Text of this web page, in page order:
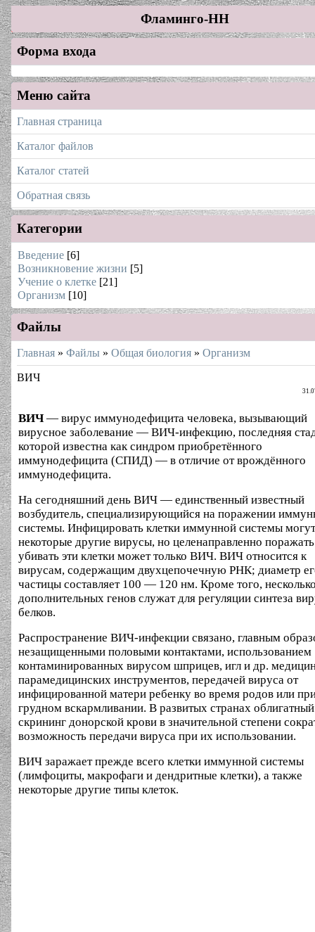
Фламинго-НН
Форма входа
Меню сайта
Главная страница
Каталог файлов
Каталог статей
Обратная связь
Категории
Введение [6]
Возникновение жизни [5]
Учение о клетке [21]
Организм [10]
Файлы
Главная » Файлы » Общая биология » Организм
ВИЧ
ВИЧ— вирус иммунодефицита человека, вызывающий
вирусное заболевание — ВИЧ-инфекцию, последняя
которой известна как синдром приобретённого
иммунодефицита (СПИД) — в отличие от врождённого
иммунодефицита.
На сегодняшний день ВИЧ — единственный известный
возбудитель, специализирующийся на поражении
системы. Инфицировать клетки иммунной системы
некоторые другие вирусы, но целенаправленно
убивать эти клетки может только ВИЧ. ВИЧ относится к
вирусам, содержащим двухцепочечную РНК; диаметр
частицы составляет 100 — 120 нм. Кроме того,
дополнительных генов служат для регуляции синтеза
белков.
Распространение ВИЧ-инфекции связано, главным
незащищенными половыми контактами, использованием
контаминированных вирусом шприцев, игл и др.
парамедицинских инструментов, передачей вируса от
инфицированной матери ребенку во время родов или
грудном вскармливании. В развитых странах облигатный
скрининг донорской крови в значительной степени
возможность передачи вируса при их использовании.
ВИЧ заражает прежде всего клетки иммунной системы
(лимфоциты, макрофаги и дендритные клетки), а также
некоторые другие типы клеток.